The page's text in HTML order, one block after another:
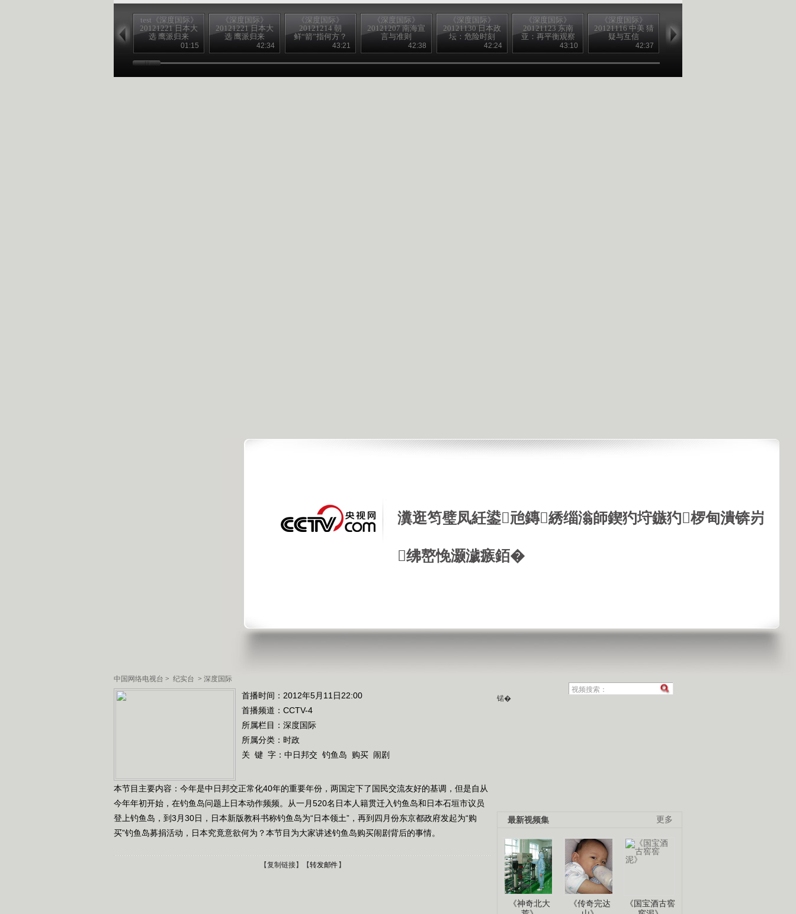
瀵逛笉璧凤紝鍙兘鏄綉缁滃師鍥犳垨鏃犳椤甸潰锛岃
绋嶅悗灏濊瘯銆�
中国网络电视台 > 纪实台 > 深度国际
test《深度国际》
20121221 日本大
选 鹰派归来
01:15
《深度国际》
20121221 日本大
选 鹰派归来
42:34
《深度国际》
20121214 朝
鲜“箭”指何方？
43:21
《深度国际》
20121207 南海宣
言与准则
42:38
《深度国际》
20121130 日本政
坛：危险时刻
42:24
《深度国际》
20121123 东南
亚：再平衡观察
43:10
《深度国际》
20121116 中美 猜
疑与互信
42:37
20121109 战败之
首播时间：2012年5月11日22:00
首播频道： CCTV-4
所属栏目： 深度国际
所属分类：时政
关 键 字： 中日邦交 钓鱼岛 购买 闹剧
本节目主要内容：今年是中日邦交正常化40年的重要年份，两国定下了国民交流友好的基调，但是自从
今年年初开始，在钓鱼岛问题上日本动作频频。从一月520名日本人籍贯迁入钓鱼岛和日本石垣市议员
登上钓鱼岛，到3月30日，日本新版教科书称钓鱼岛为“日本领土”，再到四月份东京都政府发起为“购
买”钓鱼岛募捐活动，日本究竟意欲何为？本节目为大家讲述钓鱼岛购买闹剧背后的事情。
【复制链接】【转发邮件 】
锘�
更多
最新视频集
《神奇北大
《传奇完达
《国宝酒古窖